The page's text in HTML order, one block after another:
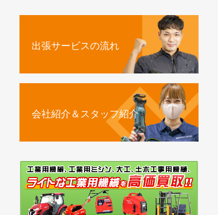
出張サービスの流れ
会社紹介＆スタッフ紹介